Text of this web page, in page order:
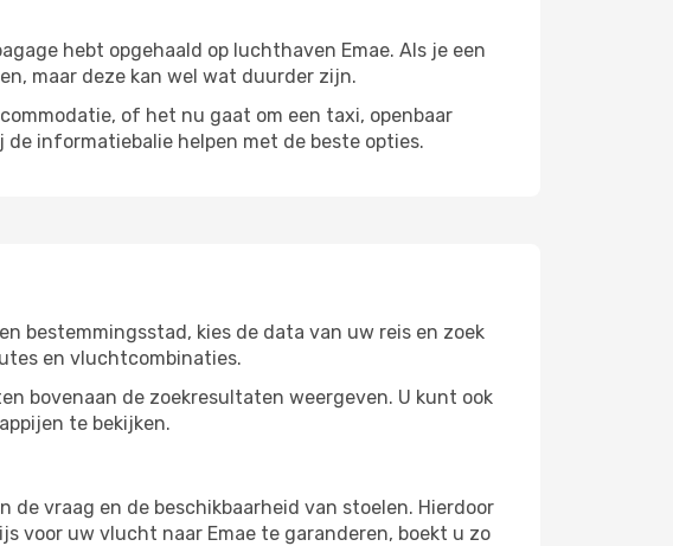
hebt opgehaald op luchthaven Emae. Als je een
maar deze kan wel wat duurder zijn.
of het nu gaat om een ​​taxi, openbaar
informatiebalie helpen met de beste opties.
bestemmingsstad, kies de data van uw reis en zoek
en vluchtcombinaties.
bovenaan de zoekresultaten weergeven. U kunt ook
te bekijken.
vraag en de beschikbaarheid van stoelen. Hierdoor
voor uw vlucht naar Emae te garanderen, boekt u zo